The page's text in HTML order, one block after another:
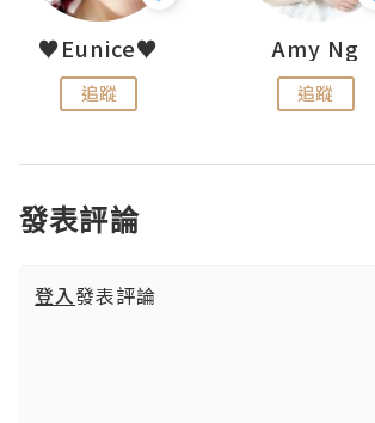
♥Eunice♥
追蹤
Amy Ng
追蹤
發表評論
登入發表評論